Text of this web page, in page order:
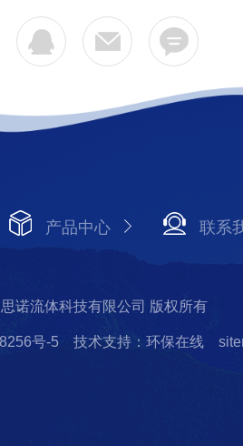
产品中心 联系
诺流体科技有限公司 版权所有
号-5 技术支持：环保在线